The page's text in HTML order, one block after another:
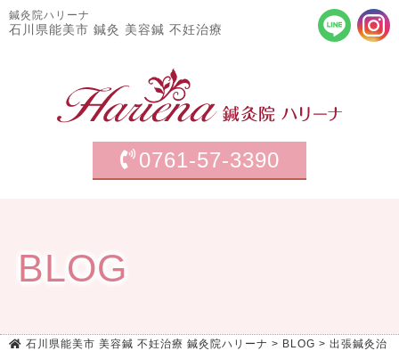
鍼灸院ハリーナ
石川県能美市 鍼灸 美容鍼 不妊治療
0761-57-3390
BLOG
石川県能美市 美容鍼 不妊治療 鍼灸院ハリーナ > BLOG > 出張鍼灸治